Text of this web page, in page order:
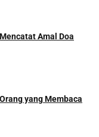
Amal Doa
yang Membaca